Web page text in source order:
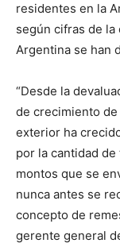
residentes en la
según cifras de la
Argentina se han
“Desde la
de crecimiento
exterior ha
por la cantidad
montos que se
nunca antes se
concepto de
gerente general